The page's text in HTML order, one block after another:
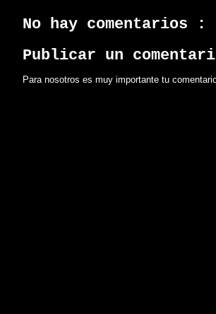
No hay comentarios :
Publicar un
Para nosotros es muy importante tu